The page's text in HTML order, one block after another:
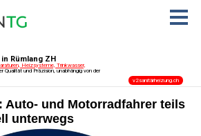
Auto- und Motorradfahrer teils
unterwegs